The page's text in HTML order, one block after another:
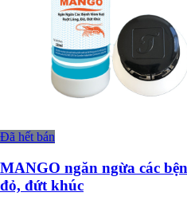
Đã hết bán
MANGO ngăn ngừa các
đỏ, đứt khúc